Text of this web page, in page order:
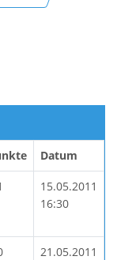
Datum
15.05.2011
16:30
21.05.2011